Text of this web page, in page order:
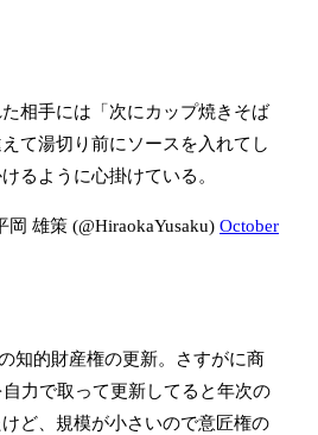
相手には「次にカップ焼きそば
て湯切り前にソースを入れてし
るように心掛けている。
雄策 (@HiraokaYusaku) October
知的財産権の更新。さすがに商
力で取って更新してると年次の
ど、規模が小さいので意匠権の